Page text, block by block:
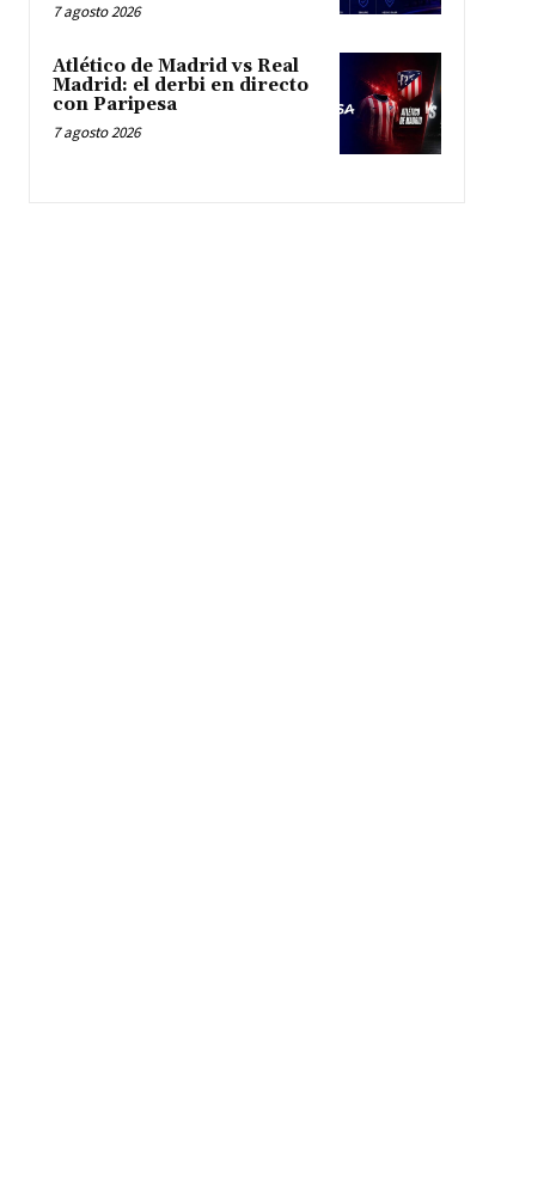
7 agosto 2026
Atlético de Madrid vs Real
Madrid: el derbi en directo
con Paripesa
7 agosto 2026